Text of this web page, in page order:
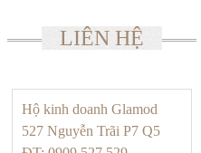
LIÊN HỆ
Hộ kinh doanh Glamod
527 Nguyễn Trãi P7 Q5